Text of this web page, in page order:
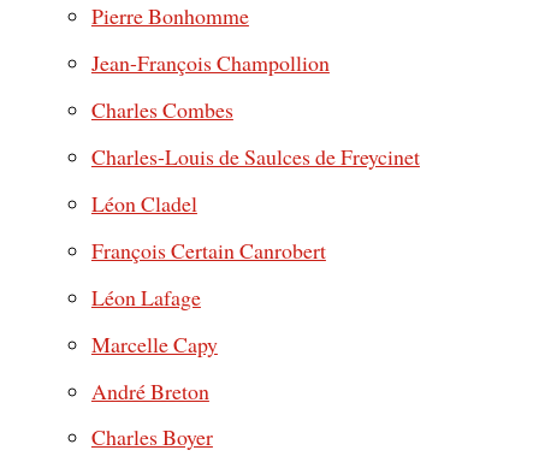
Pierre Bonhomme
Jean-François Champollion
Charles Combes
Charles-Louis de Saulces de Freycinet
Léon Cladel
François Certain Canrobert
Léon Lafage
Marcelle Capy
André Breton
Charles Boyer